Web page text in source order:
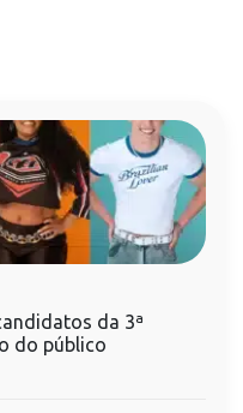
da 3ª
do público